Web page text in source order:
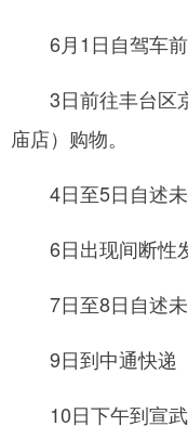
6月1日自驾车前
3日前往丰台区京
庙店）购物。
4日至5日自述未
6日出现间断性发
7日至8日自述未
9日到中通快递（
10日下午到宣武